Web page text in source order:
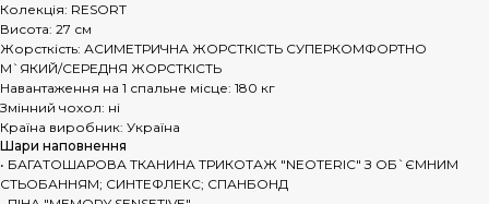
Колекція: RESORT
Висота: 27 см
Жорсткість: АСИМЕТРИЧНА ЖОРСТКІСТЬ СУПЕРКОМФОРТНО
М`ЯКИЙ/СЕРЕДНЯ ЖОРСТКІСТЬ
Навантаження на 1 спальне місце: 180 кг
Змінний чохол: ні
Країна виробник: Україна
Шари наповнення
• БАГАТОШАРОВА ТКАНИНА ТРИКОТАЖ "NEOTERIC" З ОБ`ЄМНИМ
СТЬОБАННЯМ; СИНТЕФЛЕКС; СПАНБОНД